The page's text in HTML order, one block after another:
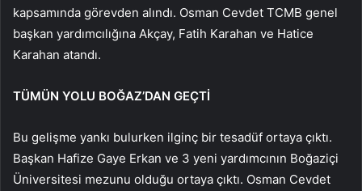
kapsamında görevden alındı. Osman Cevdet TCMB genel
başkan yardımcılığına Akçay, Fatih Karahan ve Hatice
Karahan atandı.
TÜMÜN YOLU BOĞAZ’DAN GEÇTİ
Bu gelişme yankı bulurken ilginç bir tesadüf ortaya çıktı.
Başkan Hafize Gaye Erkan ve 3 yeni yardımcının Boğaziçi
Üniversitesi mezunu olduğu ortaya çıktı. Osman Cevdet